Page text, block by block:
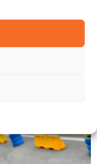
l'absence